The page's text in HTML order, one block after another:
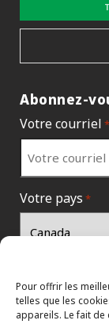
Pour offrir les
telles que les
appareils. Le fait
Abonnez-
Votre courriel *
Votre pays *